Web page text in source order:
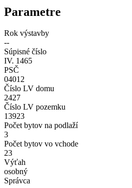
Parametre
Rok výstavby
--
Súpisné číslo
IV. 1465
PSČ
04012
Číslo LV domu
2427
Číslo LV pozemku
13923
Počet bytov na podlaží
3
Počet bytov vo vchode
23
Výťah
osobný
Správca